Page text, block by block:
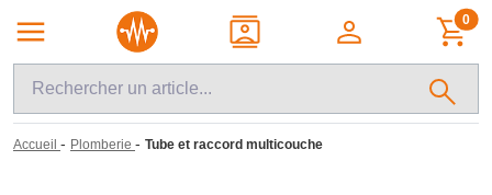
0
Accueil - Plomberie - Tube et raccord multicouche